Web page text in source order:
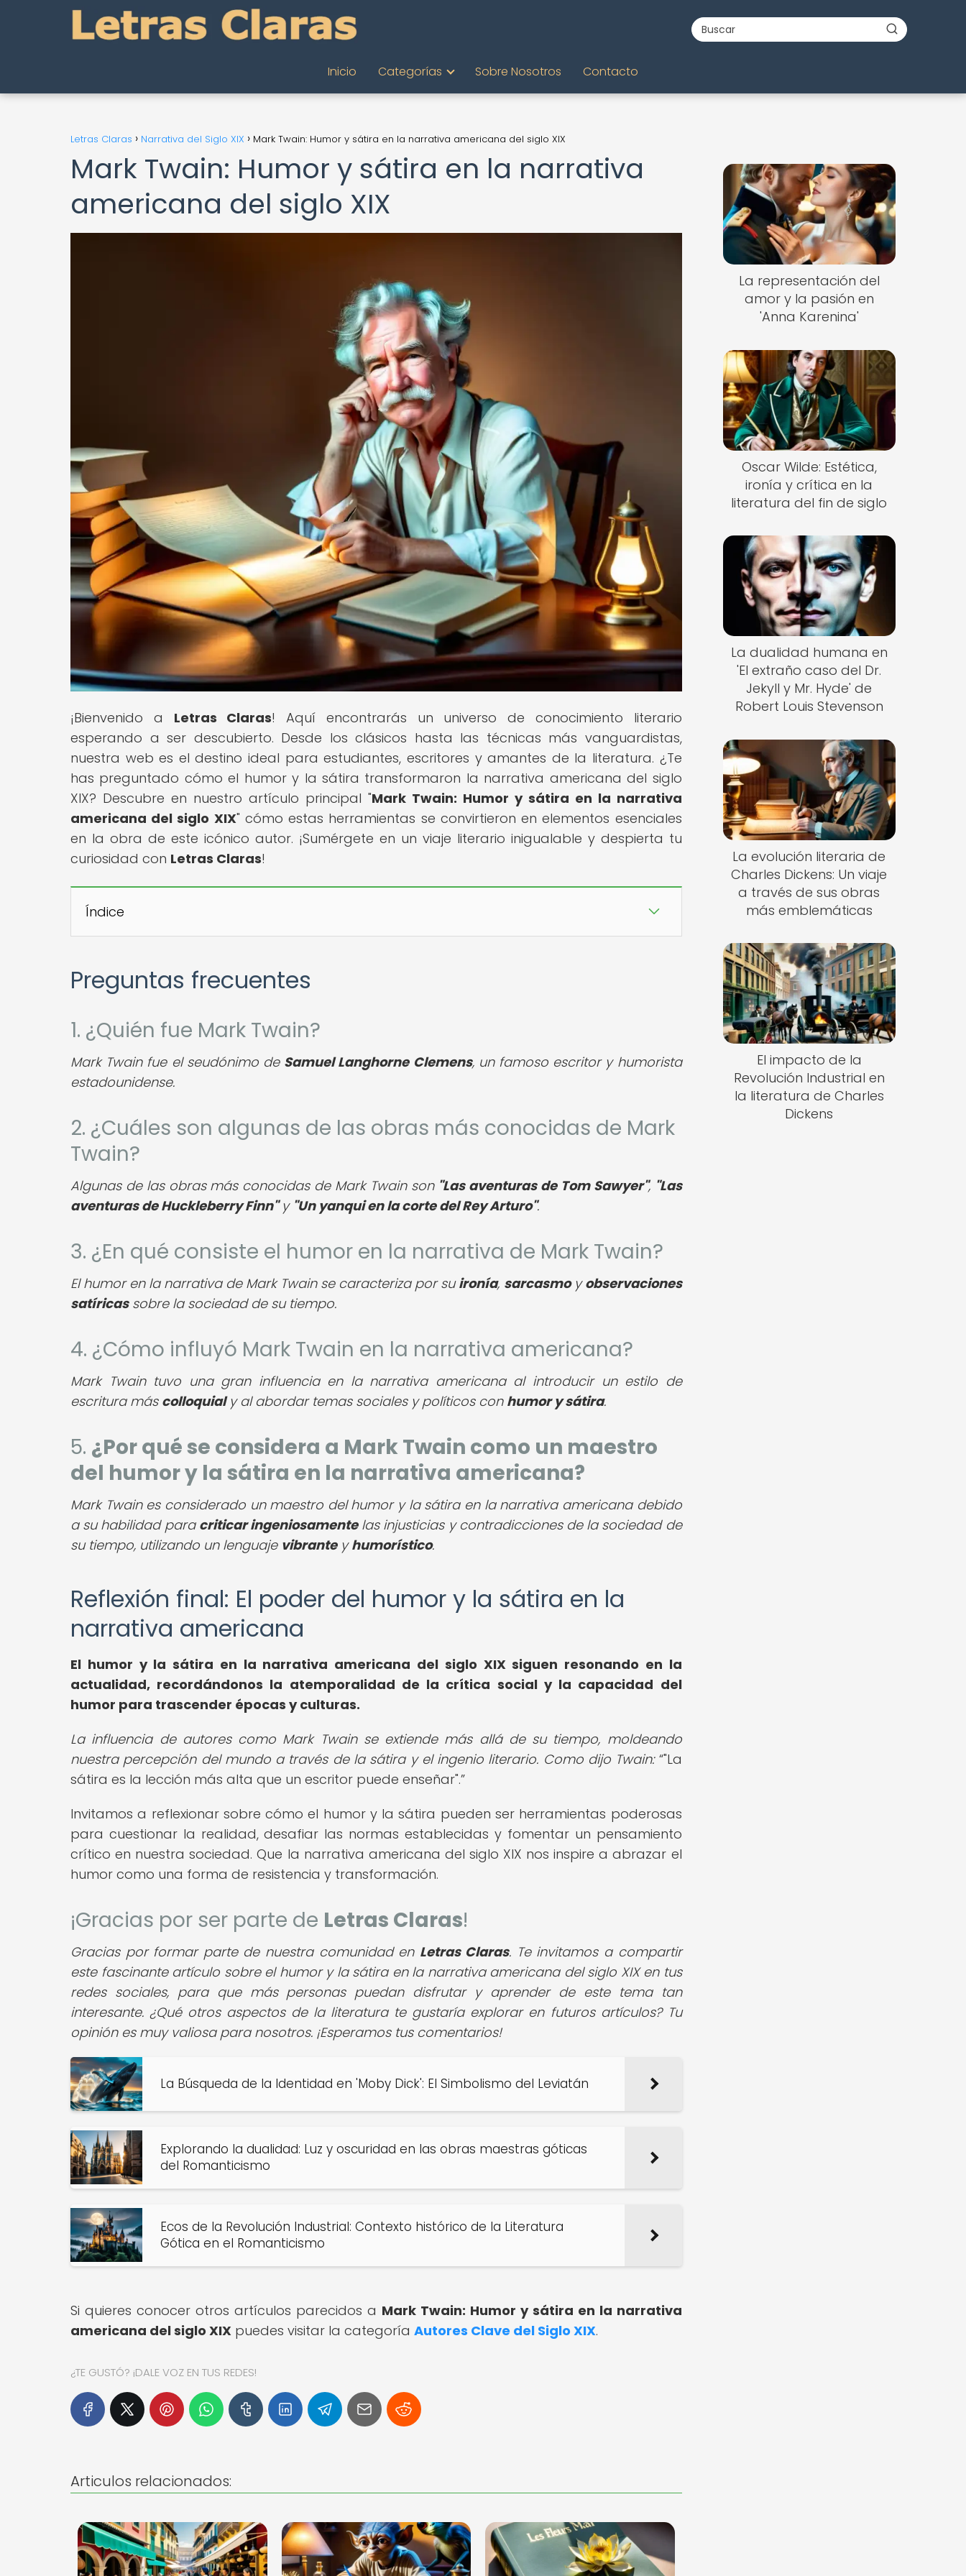
Inicio Categorías Sobre Nosotros Contacto
Letras Claras Narrativa del Siglo XIX Mark Twain: Humor y sátira en la narrativa americana del siglo XIX
Mark Twain: Humor y sátira en la narrativa
americana del siglo XIX
¡Bienvenido a Letras Claras! Aquí encontrarás un universo de conocimiento literario
esperando a ser descubierto. Desde los clásicos hasta las técnicas más vanguardistas,
nuestra web es el destino ideal para estudiantes, escritores y amantes de la literatura. ¿Te
has preguntado cómo el humor y la sátira transformaron la narrativa americana del siglo
XIX? Descubre en nuestro artículo principal "Mark Twain: Humor y sátira en la narrativa
americana del siglo XIX" cómo estas herramientas se convirtieron en elementos esenciales
en la obra de este icónico autor. ¡Sumérgete en un viaje literario inigualable y despierta tu
curiosidad con Letras Claras!
Índice
Preguntas frecuentes
1. ¿Quién fue Mark Twain?
Mark Twain fue el seudónimo de Samuel Langhorne Clemens, un famoso escritor y humorista
estadounidense.
2. ¿Cuáles son algunas de las obras más conocidas de Mark
Twain?
Algunas de las obras más conocidas de Mark Twain son "Las aventuras de Tom Sawyer", "Las
aventuras de Huckleberry Finn"y "Un yanqui en la corte del Rey Arturo".
3. ¿En qué consiste el humor en la narrativa de Mark Twain?
El humor en la narrativa de Mark Twain se caracteriza por suironía, sarcasmoyobservaciones
satíricassobre la sociedad de su tiempo.
4. ¿Cómo influyó Mark Twain en la narrativa americana?
Mark Twain tuvo una gran influencia en la narrativa americana al introducir un estilo de
escritura más colloquialy al abordar temas sociales y políticos con humor y sátira.
5. ¿Por qué se considera a Mark Twain como un maestro
del humor y la sátira en la narrativa americana?
Mark Twain es considerado un maestro del humor y la sátira en la narrativa americana debido
a su habilidad para criticar ingeniosamentelas injusticias y contradicciones de la sociedad de
su tiempo, utilizando un lenguaje vibranteyhumorístico.
Reflexión final: El poder del humor y la sátira en la
narrativa americana
El humor y la sátira en la narrativa americana del siglo XIX siguen resonando en la
actualidad, recordándonos la atemporalidad de la crítica social y la capacidad del
humor para trascender épocas y culturas.
La influencia de autores como Mark Twain se extiende más allá de su tiempo, moldeando
nuestra percepción del mundo a través de la sátira y el ingenio literario. Como dijo Twain: "La
sátira es la lección más alta que un escritor puede enseñar".
Invitamos a reflexionar sobre cómo el humor y la sátira pueden ser herramientas poderosas
para cuestionar la realidad, desafiar las normas establecidas y fomentar un pensamiento
crítico en nuestra sociedad. Que la narrativa americana del siglo XIX nos inspire a abrazar el
humor como una forma de resistencia y transformación.
¡Gracias por ser parte de Letras Claras!
Gracias por formar parte de nuestra comunidad en Letras Claras. Te invitamos a compartir
este fascinante artículo sobre el humor y la sátira en la narrativa americana del siglo XIX en tus
redes sociales, para que más personas puedan disfrutar y aprender de este tema tan
interesante. ¿Qué otros aspectos de la literatura te gustaría explorar en futuros artículos? Tu
opinión es muy valiosa para nosotros. ¡Esperamos tus comentarios!
La Búsqueda de la Identidad en 'Moby Dick': El Simbolismo del Leviatán
Explorando la dualidad: Luz y oscuridad en las obras maestras góticas
del Romanticismo
Ecos de la Revolución Industrial: Contexto histórico de la Literatura
Gótica en el Romanticismo
Si quieres conocer otros artículos parecidos a Mark Twain: Humor y sátira en la narrativa
americana del siglo XIX puedes visitar la categoría Autores Clave del Siglo XIX.
¿TE GUSTÓ? ¡DALE VOZ EN TUS REDES!
Articulos relacionados:
La representación del
amor y la pasión en
'Anna Karenina'
Oscar Wilde: Estética,
ironía y crítica en la
literatura del fin de siglo
La dualidad humana en
'El extraño caso del Dr.
Jekyll y Mr. Hyde' de
Robert Louis Stevenson
La evolución literaria de
Charles Dickens: Un viaje
a través de sus obras
más emblemáticas
El impacto de la
Revolución Industrial en
la literatura de Charles
Dickens